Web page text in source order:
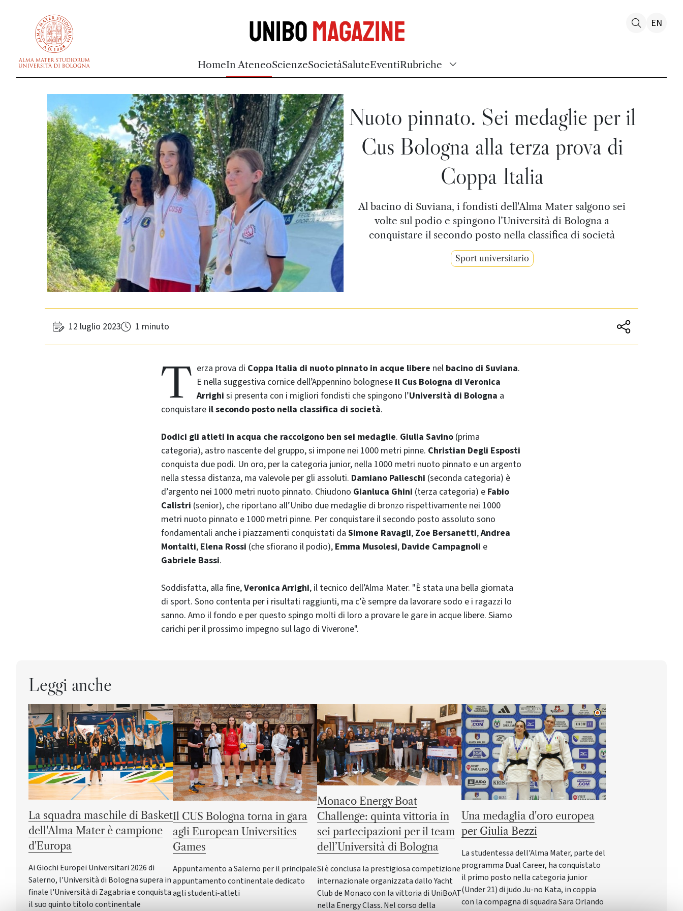
UniboMagazine
HomeIn AteneoScienzeSocietàSaluteEventiRubriche
EN
Nuoto pinnato. Sei medaglie per il
Cus Bologna alla terza prova di
Coppa Italia
Al bacino di Suviana, i fondisti dell'Alma Mater salgono sei
volte sul podio e spingono l’Università di Bologna a
conquistare il secondo posto nella classifica di società
Sport universitario
12 luglio 2023 1 minuto
T erza prova di Coppa Italia di nuoto pinnato in acque libere nel bacino di Suviana.
E nella suggestiva cornice dell’Appennino bolognese il Cus Bologna di Veronica
Arrighi si presenta con i migliori fondisti che spingono l’Università di Bologna a
conquistare il secondo posto nella classifica di società.
Dodici gli atleti in acqua che raccolgono ben sei medaglie. Giulia Savino (prima
categoria), astro nascente del gruppo, si impone nei 1000 metri pinne. Christian Degli Esposti
conquista due podi. Un oro, per la categoria junior, nella 1000 metri nuoto pinnato e un argento
nella stessa distanza, ma valevole per gli assoluti. Damiano Palleschi (seconda categoria) è
d’argento nei 1000 metri nuoto pinnato. Chiudono Gianluca Ghini (terza categoria) e Fabio
Calistri (senior), che riportano all’Unibo due medaglie di bronzo rispettivamente nei 1000
metri nuoto pinnato e 1000 metri pinne. Per conquistare il secondo posto assoluto sono
fondamentali anche i piazzamenti conquistati da Simone Ravagli, Zoe Bersanetti,Andrea
Montalti, Elena Rossi (che sfiorano il podio), Emma Musolesi, Davide Campagnoli e
Gabriele Bassi.
Soddisfatta, alla fine,Veronica Arrighi, il tecnico dell’Alma Mater. "È stata una bella giornata
di sport. Sono contenta per i risultati raggiunti, ma c’è sempre da lavorare sodo e i ragazzi lo
sanno. Amo il fondo e per questo spingo molti di loro a provare le gare in acque libere. Siamo
carichi per il prossimo impegno sul lago di Viverone".
Leggi anche
La squadra maschile di Basket
dell'Alma Mater è campione
d'Europa
Ai Giochi Europei Universitari 2026 di
Salerno, l'Università di Bologna supera in
finale l'Università di Zagabria e conquista
il suo quinto titolo continentale
Il CUS Bologna torna in gara
agli European Universities
Games
Appuntamento a Salerno per il principale
appuntamento continentale dedicato
agli studenti-atleti
Monaco Energy Boat
Challenge: quinta vittoria in
sei partecipazioni per il team
dell’Università di Bologna
Si è conclusa la prestigiosa competizione
internazionale organizzata dallo Yacht
Club de Monaco con la vittoria di UniBoAT
nella Energy Class. Nel corso della
Una medaglia d'oro europea
per Giulia Bezzi
La studentessa dell'Alma Mater, parte del
programma Dual Career, ha conquistato
il primo posto nella categoria junior
(Under 21) di judo Ju-no Kata, in coppia
con la compagna di squadra Sara Orlando